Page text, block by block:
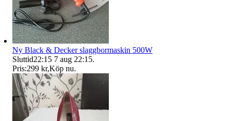
Ny Black & Decker slaggbormaskin 500W
Sluttid22:15 7 aug 22:15.
Pris:299 kr,Köp nu.